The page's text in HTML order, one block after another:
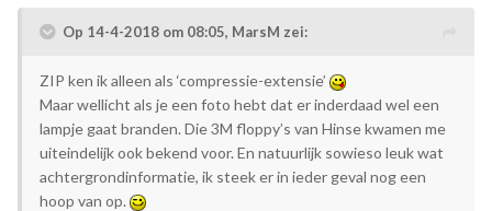
Op 14-4-2018 om 08:05, MarsM zei:
ZIP ken ik alleen als ‘compressie-extensie’
Maar wellicht als je een foto hebt dat er inderdaad wel een
lampje gaat branden. Die 3M floppy’s van Hinse kwamen me
uiteindelijk ook bekend voor. En natuurlijk sowieso leuk wat
achtergrondinformatie, ik steek er in ieder geval nog een
hoop van op.